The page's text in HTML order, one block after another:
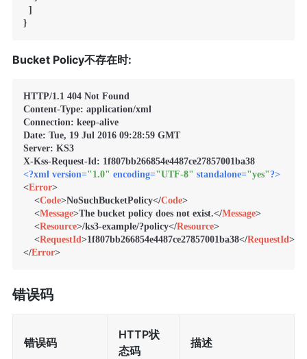
  ]
Bucket Policy不存在时:
HTTP/1.1 404 Not Found
Content-Type: application/xml
Connection: keep-alive
Date: Tue, 19 Jul 2016 09:28:59 GMT
Server: KS3
X-Kss-Request-Id: 1f807bb266854e4487ce27857001ba38
<?xml version="1.0" encoding="UTF-8" standalone="yes"?>
<Error>
<Code>NoSuchBucketPolicy</Code>
<Message>The bucket policy does not exist.</Message>
<Resource>/ks3-example/?policy</Resource>
<RequestId>1f807bb266854e4487ce27857001ba38</RequestId>
</Error>
错误码
错误码
HTTP状
态码
描述